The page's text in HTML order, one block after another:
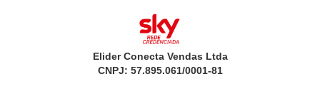
Elider Conecta Vendas Ltda
CNPJ: 57.895.061/0001-81